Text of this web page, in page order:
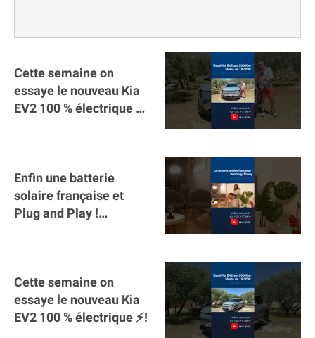
Cette semaine on
essaye le nouveau Kia
EV2 100 % électrique ⚡️!
Enfin une batterie
solaire française et
Plug and Play !
Cette semaine on
essaye le nouveau Kia
EV2 100 % électrique ⚡️!